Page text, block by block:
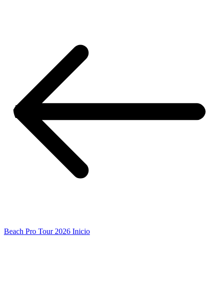
Beach Pro Tour 2026 Inicio